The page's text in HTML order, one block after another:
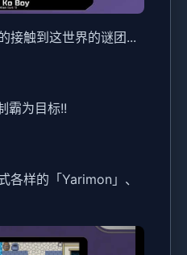
接触到这世界的谜团...
霸为目标!!
各样的「Yarimon」、